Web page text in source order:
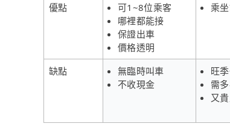
優點
可1~8位乘客
哪裡都能接
保證出車
價格透明
乘
缺點
無臨時叫車
不收現金
旺
需
又